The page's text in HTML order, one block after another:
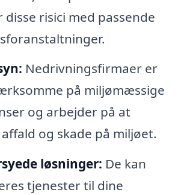
risici med passende
Nedrivningsfirmaer er
på miljømæssige
og arbejder på at
og skade på miljøet.
løsninger: De kan
tjenester til dine